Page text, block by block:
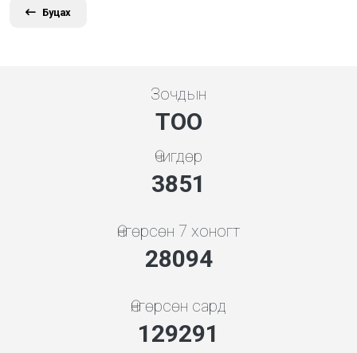
Буцах
Зочдын
ТОО
Өчигдөр
4279
Өнгөрсөн 7 хоногт
31216
Өнгөрсөн сард
143657